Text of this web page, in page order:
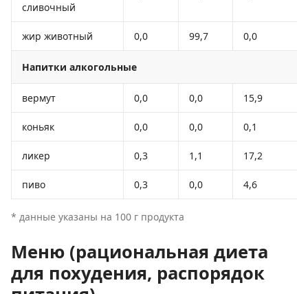
сливочный
жир животный 0,0 99,7 0,0
Напитки алкогольные
вермут 0,0 0,0 15,9
коньяк 0,0 0,0 0,1
ликер 0,3 1,1 17,2
пиво 0,3 0,0 4,6
* данные указаны на 100 г продукта
Меню (рациональная диета
для похудения, распорядок